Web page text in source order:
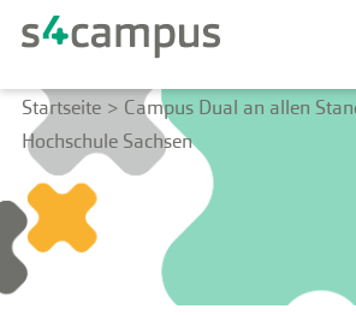
Startseite> Campus Dual an allen
Hochschule Sachsen